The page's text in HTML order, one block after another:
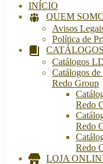
INÍCIO
QUEM
Avisos
Política de
CATÁLOGOS
Catálogos
Catálogos
Redo Group
Redo
Redo
Redo
LOJA